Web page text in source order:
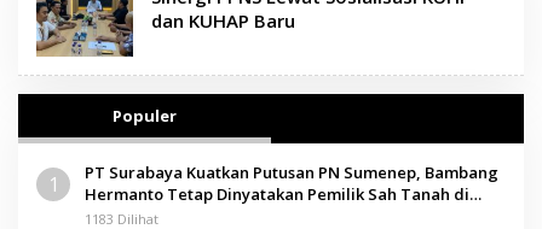
dan KUHAP Baru
Populer
1
PT Surabaya Kuatkan Putusan PN Sumenep, Bambang
Hermanto Tetap Dinyatakan Pemilik Sah Tanah di
Pamolokan
1183 Dilihat